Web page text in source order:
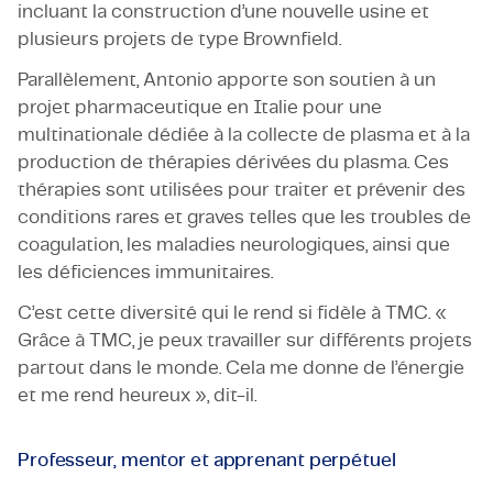
incluant la construction d’une nouvelle usine et
plusieurs projets de type Brownfield.
Parallèlement, Antonio apporte son soutien à un
projet pharmaceutique en Italie pour une
multinationale dédiée à la collecte de plasma et à la
production de thérapies dérivées du plasma. Ces
thérapies sont utilisées pour traiter et prévenir des
conditions rares et graves telles que les troubles de
coagulation, les maladies neurologiques, ainsi que
les déficiences immunitaires.
C’est cette diversité qui le rend si fidèle à TMC. «
Grâce à TMC, je peux travailler sur différents projets
partout dans le monde. Cela me donne de l’énergie
et me rend heureux », dit-il.
Professeur, mentor et apprenant perpétuel